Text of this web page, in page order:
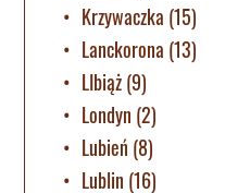
Krzywaczka (15)
Lanckorona (13)
LIbiąż(9)
Londyn (2)
Lubień (8)
Lublin (16)